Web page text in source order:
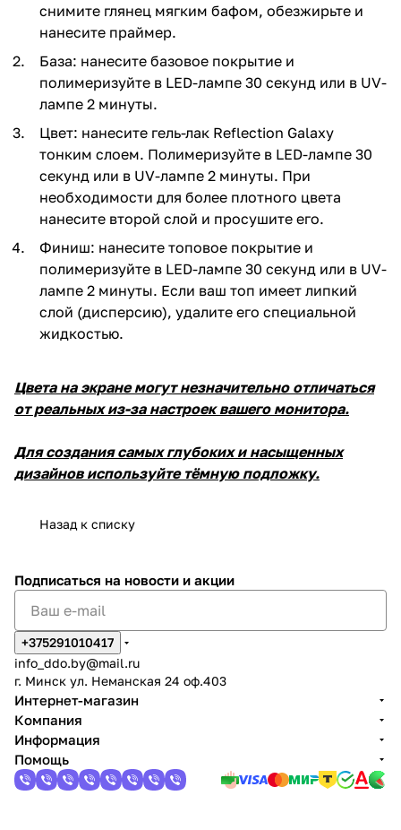
снимите глянец мягким бафом, обезжирьте и
нанесите праймер.
База: нанесите базовое покрытие и
полимеризуйте в LED-лампе 30 секунд или в UV-
лампе 2 минуты.
Цвет: нанесите гель-лак Reflection Galaxy
тонким слоем. Полимеризуйте в LED-лампе 30
секунд или в UV-лампе 2 минуты. При
необходимости для более плотного цвета
нанесите второй слой и просушите его.
Финиш: нанесите топовое покрытие и
полимеризуйте в LED-лампе 30 секунд или в UV-
лампе 2 минуты. Если ваш топ имеет липкий
слой (дисперсию), удалите его специальной
жидкостью.
Цвета на экране могут незначительно отличаться
от реальных из-за настроек вашего монитора.
Для создания самых глубоких и насыщенных
дизайнов используйте тёмную подложку.
Назад к списку
Подписаться на новости и акции
+375291010417
info_ddo.by@mail.ru
г. Минск ул. Неманская 24 оф.403
Интернет-магазин
Компания
Информация
Помощь